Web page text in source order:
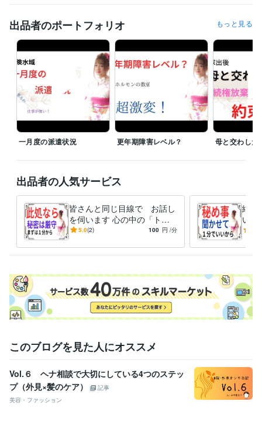
「短くって　拍子抜け　されないかなぁ？」なんて思わなくても　大丈
夫ですよ。
『愚痴』でも『悩み事』でも　なんでも　お聞きします。
唯、
皆さんの背景を　より理解する為に　時々質問しながら　会話させて下
さいね。
相談料は　１分１００円
大切な「お金」を大事に使って頂く為にも
貴重な時間を悩み事で費やしてしまうのは　何か「損した気分？」
私が「あわ　あわ」と言葉を探している間に
電話　切っちゃってもらっても　大丈夫ですよ。
でも　いきなりだと驚いちゃうかも　なので
「切るよォ！」なんて声を掛けてもらって
一方的に受話器を置いてもらっても　構いませんよ。
注意点として
その道の専門家では　ありません。
＝ココナラブログ＝
エッセー色を解き放ち、
私・虎紫志織の『人＆なり』を　余すことなく知ってもらいたく
受賞歴
あすたいむ倶楽部　　ＬＧＢＴ体験談 あすたいむ倶楽部　　Ｌ
ＧＢＴ体験談 あすたいむ倶楽部　　ＬＧＢＴ体験談 ごぶごぶファ
ミリー　メンバー入り
ココナラ　登録 ココナラ　初出品 ココナ
ラ　初「フォロー＆お気に入り」
ココナラ　初めての御購入者様 コ
出品者のポートフォリオ もっと見る
一月度の派遣状況 更年期障害レベル？ 母と交わした
出品者の人気サービス
皆さんと同じ目線で お話し
を伺います 心の中の「ト
ゲ」を抜く お手伝いをさせ
5.0(2) 100 円 /分
絶対
い事
言い
きま
このブログを見た人にオススメ
Vol.６ ヘナ相談で大切にしている4つのステッ
プ（外見×髪のケア）
記事
美容・ファッション